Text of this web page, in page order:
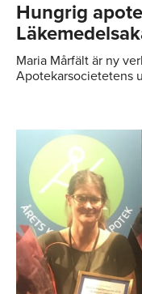
Hungrig
Maria Mårfält är ny
Apotekarsocietetens